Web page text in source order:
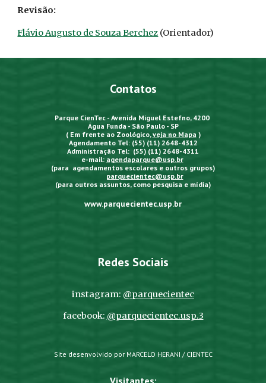
Revisão:
Flávio Augusto de Souza Berchez (Orientador)
Contatos
Parque CienTec - Avenida Miguel Estefno, 4200
Água Funda - São Paulo - SP
( Em frente ao Zoológico,veja no Mapa )
Agendamento Tel: (55) (11) 2648-4312
Administração Tel: (55) (11) 2648-4311
e-mail: agendaparque@usp.br
(para agendamentos escolares e outros grupos)
parquecientec@usp.br
(para outros assuntos, como pesquisa e mídia)
www.parquecientec.usp.br
Redes Sociais
instagram: @parquecientec
facebook: @parquecientec.usp.3
Site desenvolvido por MARCELO HERANI / CIENTEC
Visitantes: